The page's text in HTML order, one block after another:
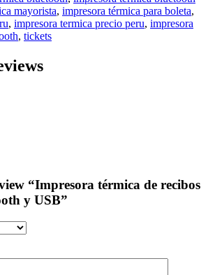
mayorista, impresora térmica para boleta,
, impresora termica precio peru, impresora
, tickets
“Impresora térmica de recibos
y USB”